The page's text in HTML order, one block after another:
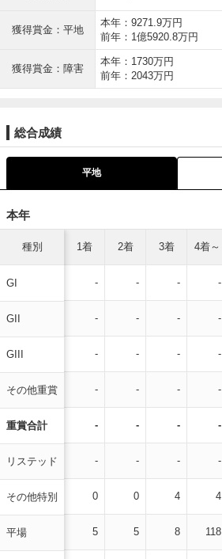
獲得賞金：平地
本年：9271.9万円
前年：1億5920.8万円
獲得賞金：障害
本年：1730万円
前年：2043万円
総合成績
平地
本年
種別
GI
GII
GIII
その他重賞
重賞合計
リステッド
その他特別
平場
1着 2着 3着 4着～
- - - -
- - - -
- - - -
- - - -
- - - -
- - - -
0 0 4 4
5 5 8 118